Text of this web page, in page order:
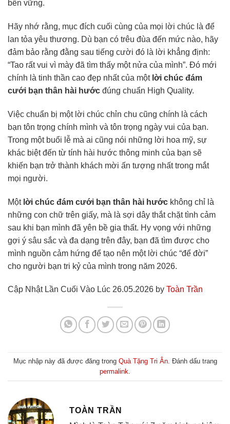
bền vững.
Hãy nhớ rằng, mục đích cuối cùng của mọi lời chúc là để
lan tỏa yêu thương. Dù bạn có trêu đùa đến mức nào, hãy
đảm bảo rằng đằng sau tiếng cười đó là lời khẳng định:
“Tao rất vui vì mày đã tìm thấy một nửa của mình”. Đó mới
chính là tinh thần cao đẹp nhất của một lời chúc đám
cưới bạn thân hài hước đúng chuẩn High Quality.
Việc chuẩn bị một lời chúc chỉn chu cũng chính là cách
bạn tôn trọng chính mình và tôn trọng ngày vui của bạn.
Trong một buổi lễ mà ai cũng nói những lời hoa mỹ, sự
khác biệt đến từ tính hài hước thông minh của bạn sẽ
khiến bạn trở thành khách mời ấn tượng nhất trong mắt
mọi người.
Một lời chúc đám cưới bạn thân hài hước không chỉ là
những con chữ trên giấy, mà là sợi dây thắt chặt tình cảm
sau khi bạn mình đã yên bề gia thất. Hy vọng với những
gợi ý sâu sắc và đa dạng trên đây, bạn đã tìm được cho
mình nguồn cảm hứng để tạo nên một lời chúc “để đời”
cho người bạn tri kỷ của mình trong năm 2026.
Cập Nhật Lần Cuối Vào Lúc 26.05.2026 by Toàn Trần
Mục nhập này đã được đăng trong Quà Tặng Tri Ân. Đánh dấu trang
permalink
TOÀN TRẦN